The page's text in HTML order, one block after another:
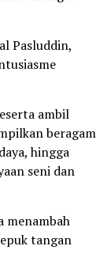
Pasluddin,
ambil
beragam
hingga
seni dan
menambah
tangan